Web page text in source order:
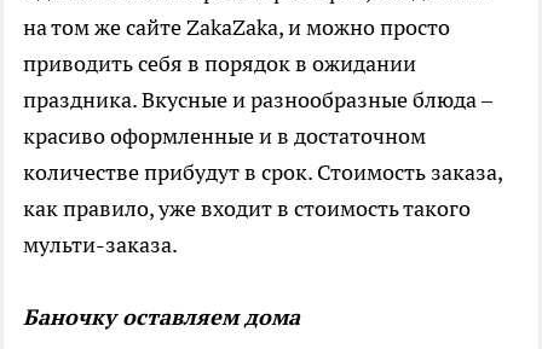
на том же сайте ZakaZaka, и можно просто
приводить себя в порядок в ожидании
праздника. Вкусные и разнообразные блюда –
красиво оформленные и в достаточном
количестве прибудут в срок. Стоимость заказа,
как правило, уже входит в стоимость такого
мульти-заказа.
Баночку оставляем дома